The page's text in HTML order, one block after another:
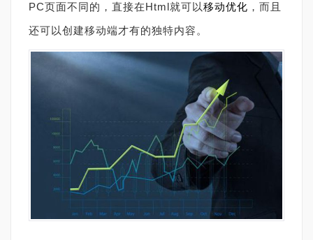
PC页面不同的，直接在Html就可以移动优化 ，而且
还可以创建移动端才有的独特内容。